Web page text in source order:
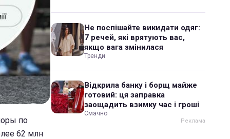
по
62 млн
Не поспішайте викидати одяг:
7 речей, які врятують вас,
якщо вага змінилася
Тренди
Відкрила банку і борщ майже
готовий: ця заправка
заощадить взимку час і гроші
Смачно